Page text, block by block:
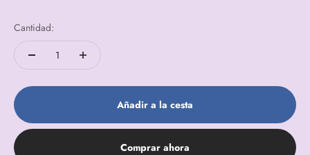
Cantidad:
Añadir a la cesta
Comprar ahora